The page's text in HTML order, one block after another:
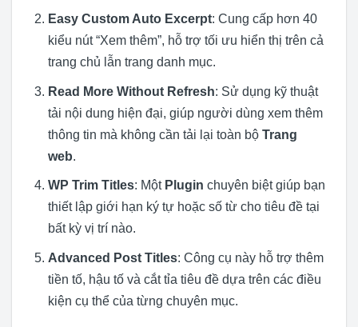
Easy Custom Auto Excerpt: Cung cấp hơn 40
kiểu nút “Xem thêm”, hỗ trợ tối ưu hiển thị trên cả
trang chủ lẫn trang danh mục.
Read More Without Refresh: Sử dụng kỹ thuật
tải nội dung hiện đại, giúp người dùng xem thêm
thông tin mà không cần tải lại toàn bộ Trang
web.
WP Trim Titles: Một Plugin chuyên biệt giúp bạn
thiết lập giới hạn ký tự hoặc số từ cho tiêu đề tại
bất kỳ vị trí nào.
Advanced Post Titles: Công cụ này hỗ trợ thêm
tiền tố, hậu tố và cắt tỉa tiêu đề dựa trên các điều
kiện cụ thể của từng chuyên mục.